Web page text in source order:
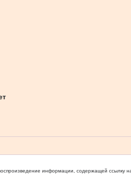
информации, содержащей ссылку